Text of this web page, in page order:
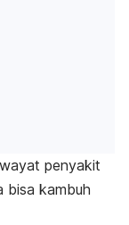
penyakit
bisa kambuh